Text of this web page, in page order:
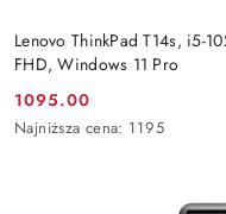
Lenovo ThinkPad T14s, i5-
FHD, Windows 11 Pro
Cena
promocyjna:
1095.00
Najniższa
Najniższa cena: 1195